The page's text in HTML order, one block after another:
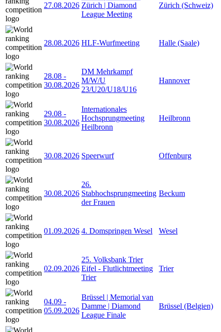
27.08.2026 Zürich | Diamond
League Meeting
Zürich (Schweiz)
28.08.2026 HLF-Wurfmeeting Halle (Saale)
28.08 -
30.08.2026
DM Mehrkampf
M/W/U
23/U20/U18/U16
Hannover
29.08 -
30.08.2026
Internationales
Hochsprungmeeting
Heilbronn
Heilbronn
30.08.2026 Speerwurf Offenburg
30.08.2026
26.
Stabhochsprungmeeting
der Frauen
Beckum
01.09.2026 4. Domspringen Wesel Wesel
02.09.2026
25. Volksbank Trier
Eifel - Flutlichtmeeting
Trier
Trier
04.09 -
05.09.2026
Brüssel | Memorial van
Damme | Diamond
League Finale
Brüssel (Belgien)